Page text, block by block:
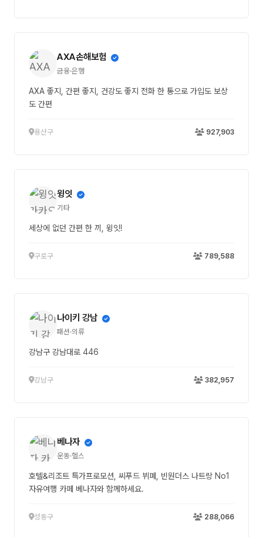
AXA손해보험
금융·은행
AXA 좋지, 간편 좋지, 건강도 좋지 전화 한 통으로 가입도 보상
도 간편
용산구 927,903
윙잇
기타
세상에 없던 간편 한 끼, 윙잇!
구로구 789,588
나이키 강남
패션·의류
강남구 강남대로 446
강남구 382,957
베나자
운동·헬스
호텔&리조트 특가프로모션, 씨푸드 뷔폐, 빈원더스 나트랑 No1
자유여행 카페 베나자와 함께하세요.
성동구 288,066